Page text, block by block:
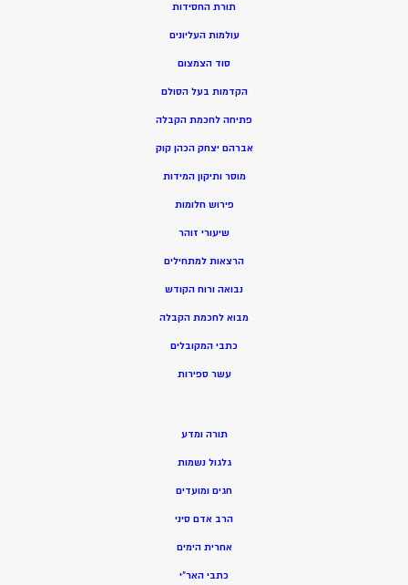
תורת החסידות
עולמות העליונים
סוד הצמצום
הקדמות בעל הסולם
פתיחה לחכמת הקבלה
אברהם יצחק הכהן קוק
מוסר ותיקון המידות
פירוש חלומות
שיעורי זוהר
הרצאות למתחילים
נבואה ורוח הקודש
מבוא לחכמת הקבלה
כתבי המקובלים
עשר ספירות
תורה ומדע
גלגול נשמות
חגים ומועדים
הרב אדם סיני
אחרית הימים
כתבי האר”י